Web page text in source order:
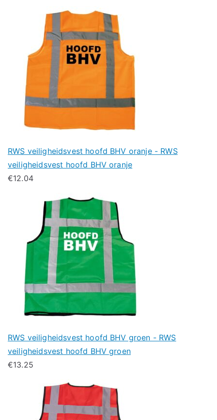
RWS veiligheidsvest hoofd BHV oranje - RWS
veiligheidsvest hoofd BHV oranje
€12.04
RWS veiligheidsvest hoofd BHV groen - RWS
veiligheidsvest hoofd BHV groen
€13.25